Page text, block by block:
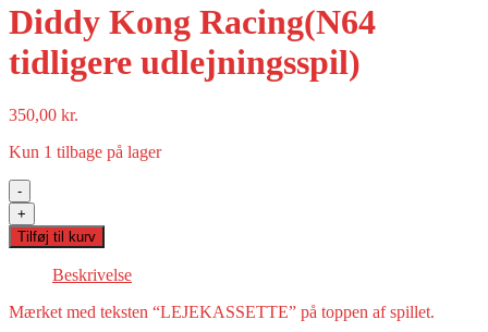
Diddy Kong Racing(N64
tidligere udlejningsspil)
350,00 kr.
Kun 1 tilbage på lager
-
Diddy
Kong
Racing(N64
tidligere
udlejningsspil)
antal
+
Tilføj til kurv
Beskrivelse
Mærket med teksten “LEJEKASSETTE” på toppen af spillet.